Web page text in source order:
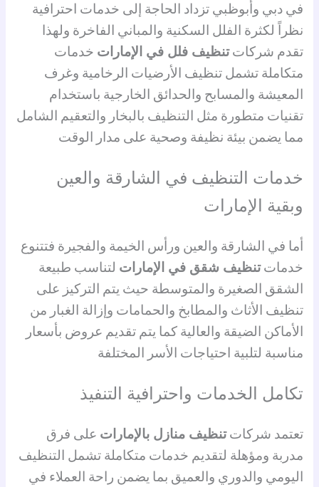
في دبي وأبوظبي تزداد الحاجة إلى خدمات احترافية
نظراً لكثرة الفلل السكنية والمباني الفاخرة ولهذا
تقدم شركاتتنظيف فلل في الإمارات خدمات
متكاملة تشمل تنظيف الأرضيات الرخامية وغرف
المعيشة والمسابح والحدائق الخارجية باستخدام
تقنيات متطورة مثل التنظيف بالبخار والتعقيم الشامل
مما يضمن بيئة نظيفة وصحية على مدار الوقت
خدمات التنظيف في الشارقة والعين
وبقية الإمارات
أما في الشارقة والعين ورأس الخيمة والفجيرة فتتنوع
خدماتتنظيف شقق في الإمارات لتناسب طبيعة
الشقق الصغيرة والمتوسطة حيث يتم التركيز على
تنظيف الأثاث والمطابخ والحمامات وإزالة الغبار من
الأماكن الضيقة والعالية كما يتم تقديم عروض بأسعار
مناسبة لتلبية احتياجات الأسر المختلفة
تكامل الخدمات واحترافية التنفيذ
تعتمد شركاتتنظيف منازل بالإمارات على فرق
مدربة ومؤهلة لتقديم خدمات متكاملة تشمل التنظيف
اليومي والدوري والعميق بما يضمن راحة العملاء في